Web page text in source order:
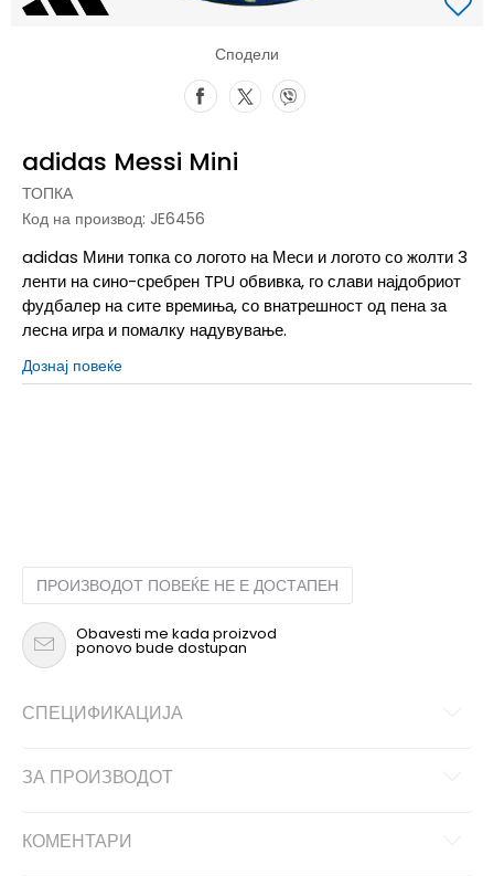
Сподели
adidas Messi Mini
ТОПКА
Код на производ: JE6456
adidas Мини топка со логото на Меси и логото со жолти 3
ленти на сино-сребрен TPU обвивка, го слави најдобриот
фудбалер на сите времиња, со внатрешност од пена за
лесна игра и помалку надувување.
Дознај повеќе
ПРОИЗВОДОТ ПОВЕЌЕ НЕ Е ДОСТАПЕН
Obavesti me kada proizvod
ponovo bude dostupan
СПЕЦИФИКАЦИЈА
ЗА ПРОИЗВОДОТ
КОМЕНТАРИ